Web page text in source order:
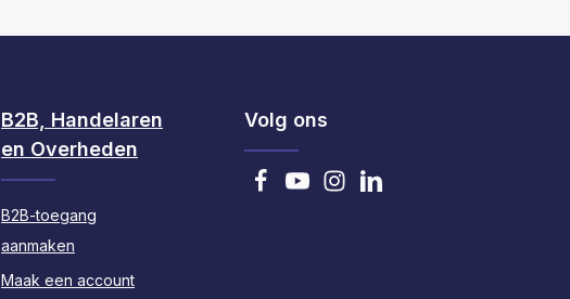
B2B, Handelaren
en Overheden
B2B-toegang
aanmaken
Maak een account
Volg ons